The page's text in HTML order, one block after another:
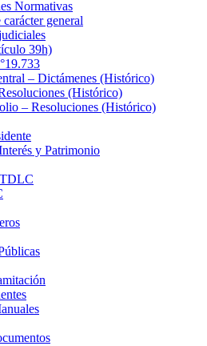
Normativas
general
39h)
– Dictámenes (Histórico)
(Histórico)
– Resoluciones (Histórico)
y Patrimonio